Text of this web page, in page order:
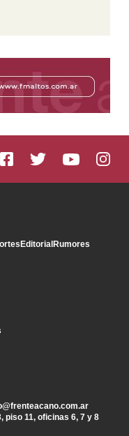
Editorial Rumores
piso 11, oficinas 6, 7 y 8